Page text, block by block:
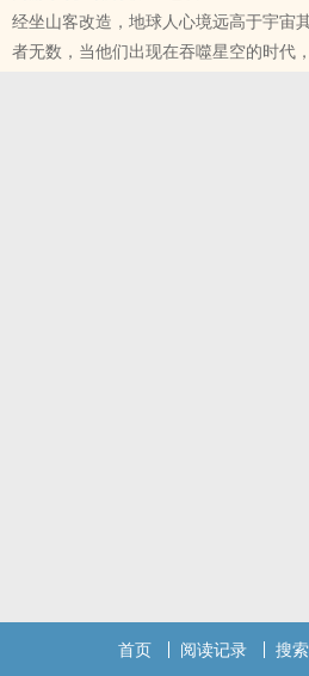
经坐山客改造，地球人心境远高于宇宙
者无数，当他们出现在吞噬星空的时代
首页 阅读记录 搜